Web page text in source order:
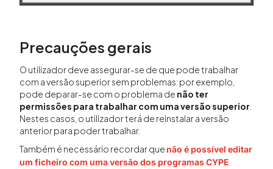
Precauções gerais
O utilizador deve assegurar-se de que pode trabalhar
com a versão superior sem problemas: por exemplo,
pode deparar-se com o problema de não ter
permissões para trabalhar com uma versão superior
Nestes casos, o utilizador terá de reinstalar a versão
anterior para poder trabalhar.
Também é necessário recordar quenão é possível editar
um ficheiro com uma versão dos programas CYPE